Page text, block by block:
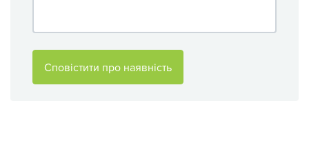
Сповістити про наявність